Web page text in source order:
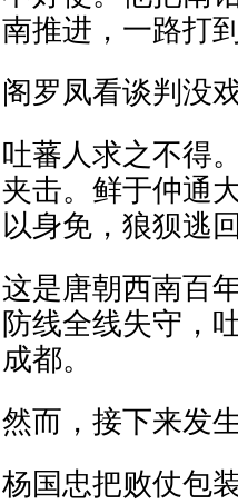
南推进，一路打
阁罗凤看谈判没
吐蕃人求之不得
夹击。鲜于仲通
以身免，狼狈逃
这是唐朝西南百
防线全线失守，
成都。
然而，接下来发
杨国忠把败仗包